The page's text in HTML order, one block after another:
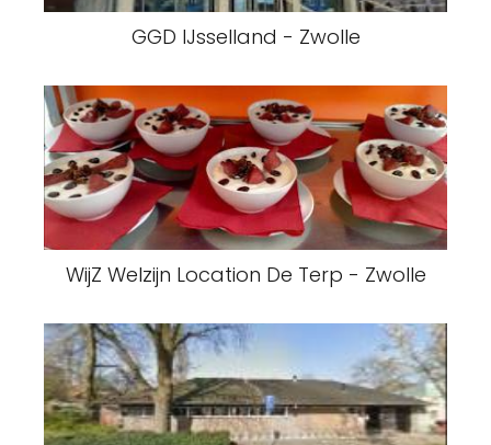
GGD IJsselland - Zwolle
WijZ Welzijn Location De Terp - Zwolle